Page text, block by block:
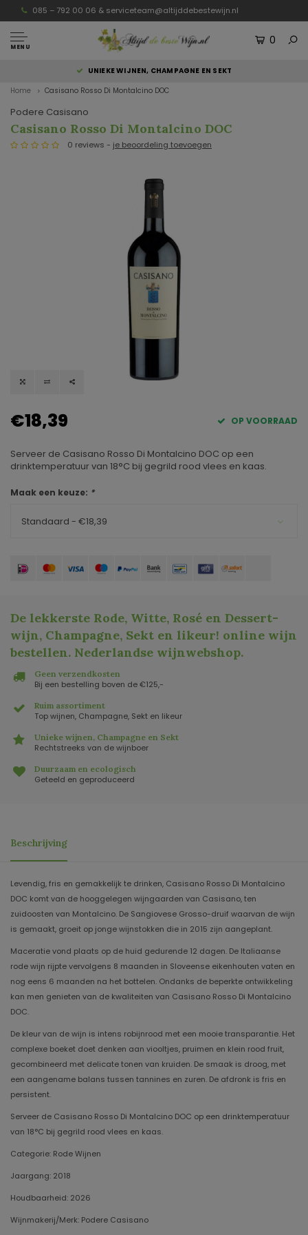
085 – 792 00 06 & serviceteam@altijddebestewijn.nl
MENU
0
UNIEKE WIJNEN, CHAMPAGNE EN SEKT
Home Casisano Rosso Di Montalcino DOC
Podere Casisano
Casisano Rosso Di Montalcino DOC
0 reviews - je beoordeling toevoegen
€18,39 OP VOORRAAD
Serveer de Casisano Rosso Di Montalcino DOC op een
drinktemperatuur van 18°C ​​bij gegrild rood vlees en kaas.
Maak een keuze: *
Standaard - €18,39
De lekkerste Rode, Witte, Rosé en Dessert-
wijn, Champagne, Sekt en likeur! online wijn
bestellen. Nederlandse wijnwebshop.
Geen verzendkosten
Bij een bestelling boven de €125,-
Ruim assortiment
Top wijnen, Champagne, Sekt en likeur
Unieke wijnen, Champagne en Sekt
Rechtstreeks van de wijnboer
Duurzaam en ecologisch
Geteeld en geproduceerd
Beschrijving
Levendig, fris en gemakkelijk te drinken, Casisano Rosso Di Montalcino
DOC komt van de hooggelegen wijngaarden van Casisano, ten
zuidoosten van Montalcino. De Sangiovese Grosso-druif waarvan de wijn
is gemaakt, groeit op jonge wijnstokken die in 2015 zijn aangeplant.
Maceratie vond plaats op de huid gedurende 12 dagen. De Italiaanse
rode wijn rijpte vervolgens 8 maanden in Sloveense eikenhouten vaten en
nog eens 6 maanden na het bottelen. Ondanks de beperkte ontwikkeling
kan men genieten van de kwaliteiten van Casisano Rosso Di Montalcino
DOC.
De kleur van de wijn is intens robijnrood met een mooie transparantie. Het
complexe boeket doet denken aan viooltjes, pruimen en klein rood fruit,
gecombineerd met delicate tonen van kruiden. De smaak is droog, met
een aangename balans tussen tannines en zuren. De afdronk is fris en
persistent.
Serveer de Casisano Rosso Di Montalcino DOC op een drinktemperatuur
van 18°C ​​bij gegrild rood vlees en kaas.
Categorie: Rode Wijnen
Jaargang: 2018
Houdbaarheid: 2026
Wijnmakerij/Merk: Podere Casisano